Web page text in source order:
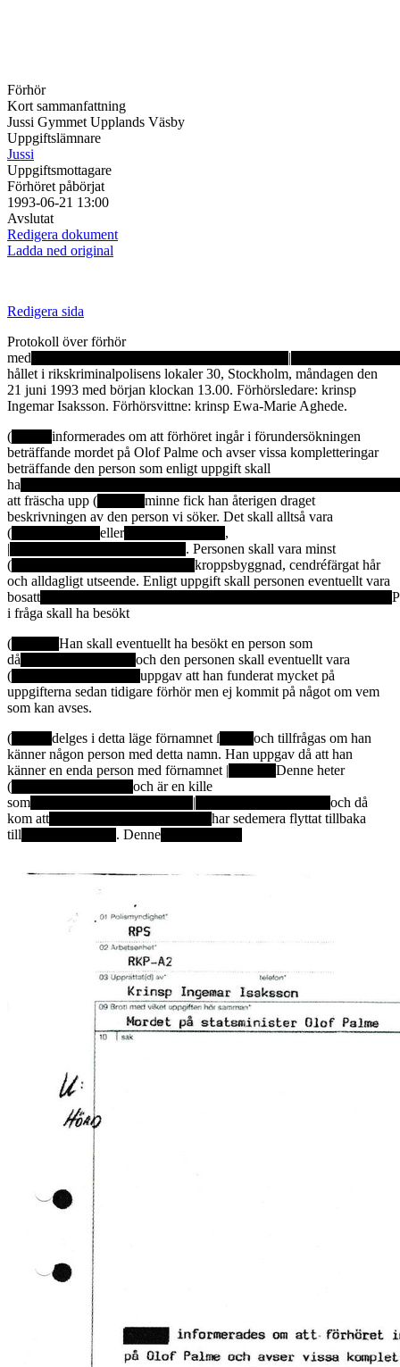
Förhör
Kort sammanfattning
Jussi Gymmet Upplands Väsby
Uppgiftslämnare
Jussi
Uppgiftsmottagare
Förhöret påbörjat
1993-06-21 13:00
Avslutat
Redigera dokument
Ladda ned original
Redigera sida
Protokoll över förhör
med
|
hållet i rikskriminalpolisens lokaler 30, Stockholm, måndagen den
21 juni 1993 med början klockan 13.00. Förhörsledare: krinsp
Ingemar Isaksson. Förhörsvittne: krinsp Ewa-Marie Aghede.
(
informerades om att förhöret ingår i förundersökningen
beträffande mordet på Olof Palme och avser vissa kompletteringar
beträffande den person som enligt uppgift skall
ha
att fräscha upp (
minne fick han återigen draget
beskrivningen av den person vi söker. Det skall alltså vara
(
eller
,
|
. Personen skall vara minst
(
kroppsbyggnad, cendréfärgat hår
och alldagligt utseende. Enligt uppgift skall personen eventuellt vara
bosatt
i fråga skall ha besökt
(
Han skall eventuellt ha besökt en person som
då
och den personen skall eventuellt vara
(
uppgav att han funderat mycket på
uppgifterna sedan tidigare förhör men ej kommit på något om vem
som kan avses.
(
delges i detta läge förnamnet ſ
och tillfrågas om han
känner någon person med detta namn. Han uppgav då att han
känner en enda person med förnamnet |
Denne heter
(
och är en kille
som
|
och då
kom att
har sedemera flyttat tillbaka
till
. Denne